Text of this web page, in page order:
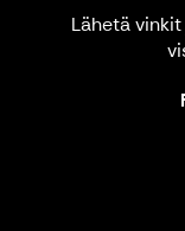
Lähetä